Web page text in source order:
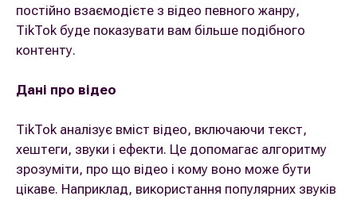
постійно взаємодієте з відео певного жанру,
TikTok буде показувати вам більше подібного
контенту.
Дані про відео
TikTok аналізує вміст відео, включаючи текст,
хештеги, звуки і ефекти. Це допомагає алгоритму
зрозуміти, про що відео і кому воно може бути
цікаве. Наприклад, використання популярних звуків